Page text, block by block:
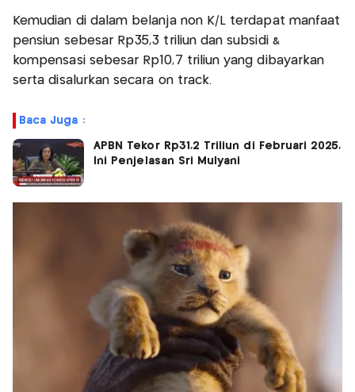
Kemudian di dalam belanja non K/L terdapat manfaat
pensiun sebesar Rp35,3 triliun dan subsidi &
kompensasi sebesar Rp10,7 triliun yang dibayarkan
serta disalurkan secara on track.
Baca Juga :
APBN Tekor Rp31,2 Triliun di Februari 2025,
Ini Penjelasan Sri Mulyani